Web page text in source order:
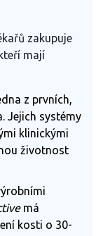
zakupuje
mají
z prvních,
Jejich systémy
klinickými
životnost
má
kosti o 30-